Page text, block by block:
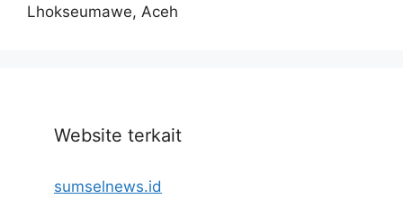
Lhokseumawe, Aceh
Website terkait
sumselnews.id